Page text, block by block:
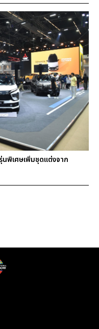
นพิเศษเพิ่มชุดแต่งจาก